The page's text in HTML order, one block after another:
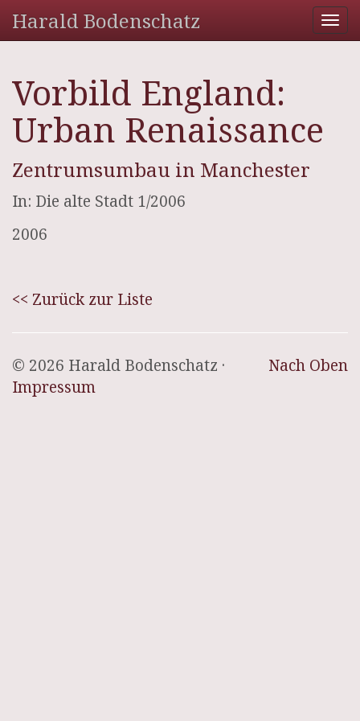
Harald Bodenschatz
Vorbild England:
Urban Renaissance
Zentrumsumbau in Manchester
In: Die alte Stadt 1/2006
2006
<< Zurück zur Liste
Nach Oben
© 2026 Harald Bodenschatz ·
Impressum